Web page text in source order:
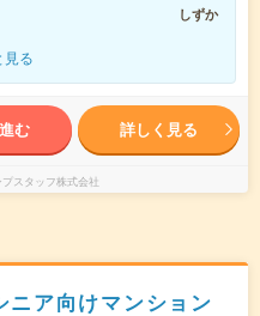
しずか
見る
む 詳しく見る
スタッフ株式会社
ニア向けマンション